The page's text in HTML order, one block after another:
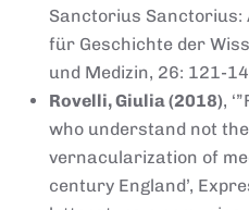
Sanctorius Sanctorius:
für Geschichte der
und Medizin, 26: 121-
Rovelli, Giulia (2018),
who understand not
vernacularization of
century England’,